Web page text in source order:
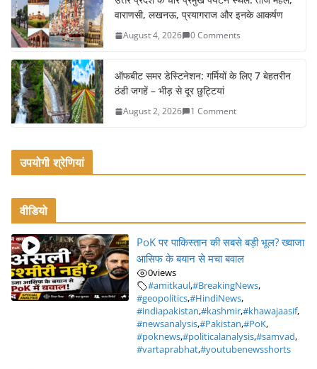
k
वाराणसी, लखनऊ, प्रयागराज और इनके आकर्षण
August 4, 2026 0 Comments
ऑफबीट समर डेस्टिनेशन: गर्मियों के लिए 7 बेहतरीन
ठंडी जगहें – भीड़ से दूर छुट्टियां
August 2, 2026 1 Comment
उपयोगी श्रेणियां
वीडियो
PoK पर पाकिस्तान की सबसे बड़ी भूल? ख्वाजा
आसिफ के बयान से मचा बवाल
0views
#amitkaul,#BreakingNews,
#geopolitics,#HindiNews,
#indiapakistan,#kashmir,#khawajaasif,
#newsanalysis,#Pakistan,#PoK,
#poknews,#politicalanalysis,#samvad,
#vartaprabhat,#youtubenewsshorts